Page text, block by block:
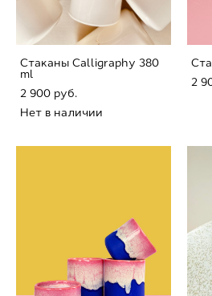
Стaканы Calligraphy 380
ml
2 900 pуб.
Нет в наличии
2